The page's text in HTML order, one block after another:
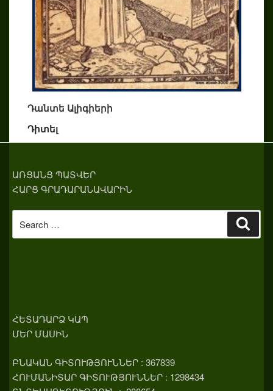
Դանտե Ալիգիերի
Դիտել
ԱՌՑԱՆՑ ՊԱՏՎԵՐ
ՀԱՐՑ ԳՐԱԴԱՐԱՆԱՎԱՐԻՆ
for:
ՀԵՏԱԴԱՐՁ ԿԱՊ
ՄԵՐ ՄԱՍԻՆ
ԲՆԱԿԱՆ ԳԻՏՈՒԹՅՈՒՆՆԵՐ : 367839
ՀՈՒՄԱՆԻՏԱՐ ԳԻՏՈՒԹՅՈՒՆՆԵՐ : 1298434